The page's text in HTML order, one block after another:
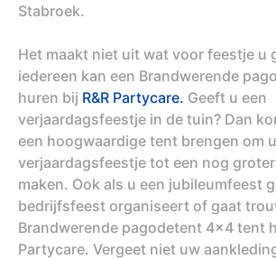
Stabroek.
Het maakt niet uit wat voor feestje u
iedereen kan een Brandwerende
huren bij R&R Partycare. Geeft u een
verjaardagsfeestje in de tuin? Dan
een hoogwaardige tent brengen om
verjaardagsfeestje tot een nog
maken. Ook als u een jubileumfeest
bedrijfsfeest organiseert of gaat
Brandwerende pagodetent 4x4 tent
Partycare. Vergeet niet uw